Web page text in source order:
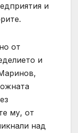
и
от
и
му, от
над